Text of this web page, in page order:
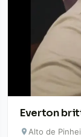
Everton
Alto de